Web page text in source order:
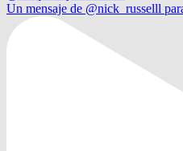
Un mensaje de @nick_russelll